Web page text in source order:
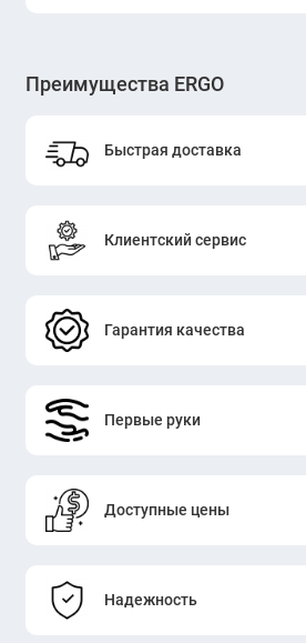
Преимущества ERGO
Быстрая доставка
Клиентский сервис
Гарантия качества
Первые руки
Доступные цены
Надежность